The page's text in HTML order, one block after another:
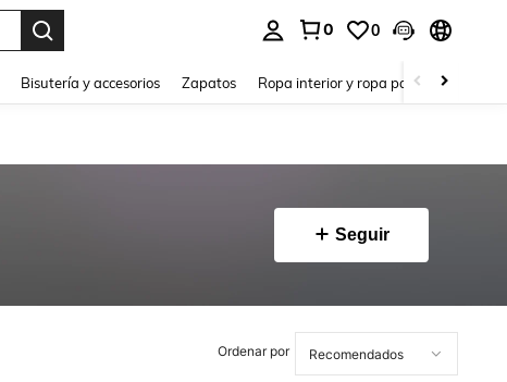
0 0
Bisutería y accesorios Zapatos Ropa interior y ropa para dormir
Seguir
Ordenar por